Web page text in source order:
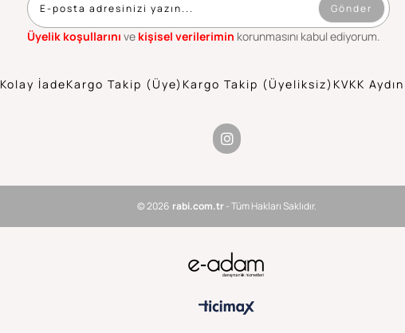
Gönder
Üyelik koşullarını ve kişisel verilerimin korunmasını kabul ediyorum.
Kolay İadeKargo Takip (Üye) Kargo Takip (Üyeliksiz) KVKK
© 2026 rabi.com.tr- Tüm Hakları Saklıdır.